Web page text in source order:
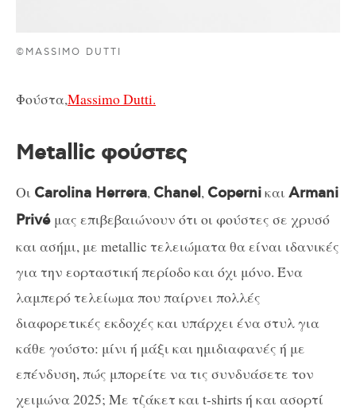
©MASSIMO DUTTI
Φούστα,Massimo Dutti.
Metallic φούστες
Οι Carolina Herrera, Chanel, Coperniκαι Armani
Privé μας επιβεβαιώνουν ότι οι φούστες σε χρυσό
και ασήμι, με metallic τελειώματα θα είναι ιδανικές
για την εορταστική περίοδο και όχι μόνο. Ένα
λαμπερό τελείωμα που παίρνει πολλές
διαφορετικές εκδοχές και υπάρχει ένα στυλ για
κάθε γούστο: μίνι ή μάξι και ημιδιαφανές ή με
επένδυση, πώς μπορείτε να τις συνδυάσετε τον
χειμώνα 2025; Με τζάκετ και t-shirts ή και ασορτί